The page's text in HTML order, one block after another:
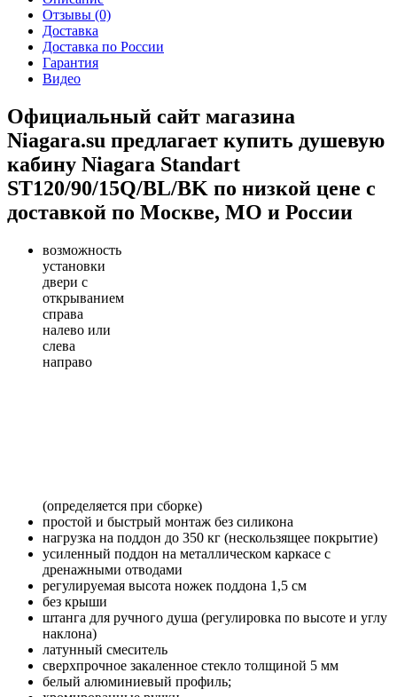
Отзывы (0)
Доставка
Доставка по России
Гарантия
Видео
Официальный сайт магазина
Niagara.su предлагает купить душевую
кабину Niagara Standart
ST120/90/15Q/BL/BK по низкой цене с
доставкой по Москве, МО и России
возможность
установки
двери с
открыванием
справа
налево или
слева
направо
(определяется при сборке)
простой и быстрый монтаж без силикона
нагрузка на поддон до 350 кг (нескользящее покрытие)
усиленный поддон на металлическом каркасе с
дренажными отводами
регулируемая высота ножек поддона 1,5 см
без крыши
штанга для ручного душа (регулировка по высоте и углу
наклона)
латунный смеситель
сверхпрочное закаленное стекло толщиной 5 мм
белый алюминиевый профиль;